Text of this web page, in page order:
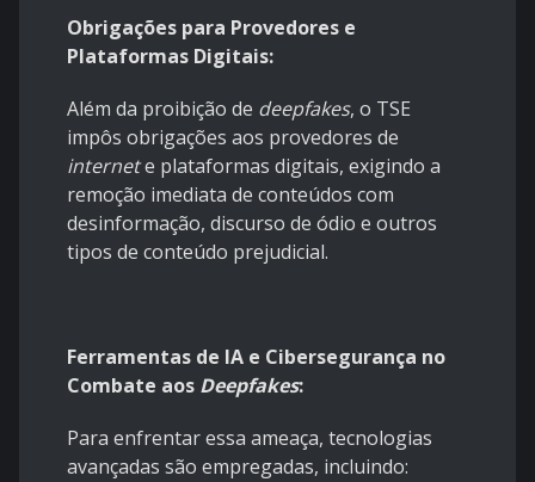
Obrigações para Provedores e
Plataformas Digitais:
Além da proibição de deepfakes, o TSE
impôs obrigações aos provedores de
internete plataformas digitais, exigindo a
remoção imediata de conteúdos com
desinformação, discurso de ódio e outros
tipos de conteúdo prejudicial.
Ferramentas de IA e Cibersegurança no
Combate aos Deepfakes:
Para enfrentar essa ameaça, tecnologias
avançadas são empregadas, incluindo: